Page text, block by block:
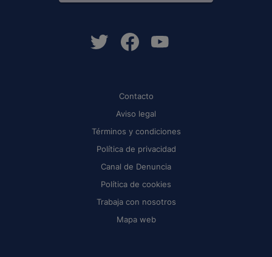
Contacto
Aviso legal
Términos y condiciones
Política de privacidad
Canal de Denuncia
Política de cookies
Trabaja con nosotros
Mapa web